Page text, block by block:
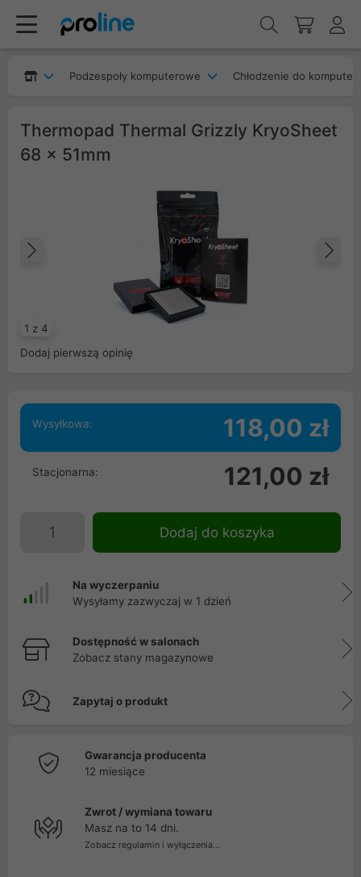
Podzespoły komputerowe Chłodzenie do
Thermopad Thermal Grizzly KryoSheet
68 x 51mm
1 z 4
Dodaj pierwszą opinię
Wysyłkowa: 118,00 zł
Stacjonarna: 121,00 zł
Dodaj do koszyka
Na wyczerpaniu
Wysyłamy zazwyczaj w 1 dzień
Dostępność w salonach
Zobacz stany magazynowe
Zapytaj o produkt
Gwarancja producenta
12 miesiące
Zwrot / wymiana towaru
Masz na to 14 dni.
Zobacz regulamin i wyłączenia...